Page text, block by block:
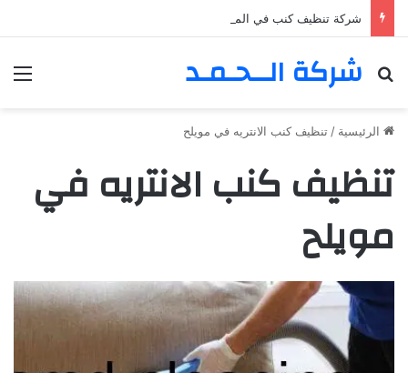
شركة تنظيف كنب في المزهر – دبي 0555980700 – خصم30%
شركة الــحـمـد
بحث عن
الرئيسية / تنظيف كنب الانتريه في مويلح
تنظيف كنب الانتريه في
مويلح